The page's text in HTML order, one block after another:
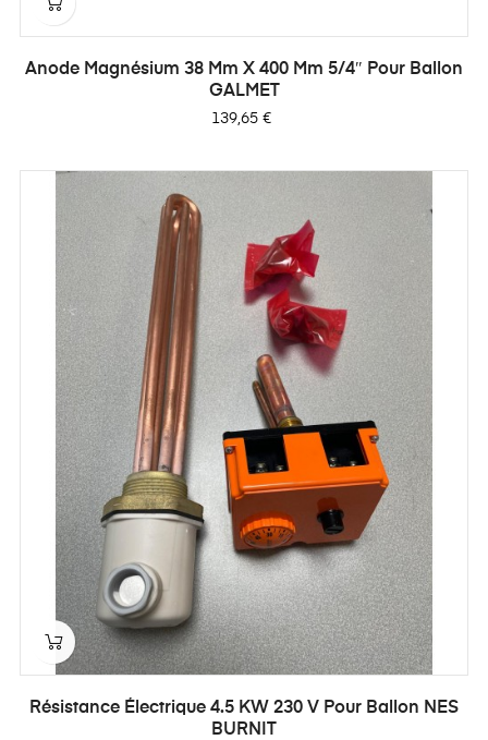
Anode Magnésium 38 Mm X 400 Mm 5/4″ Pour Ballon
GALMET
Prix
139,65 €
Résistance Électrique 4.5 KW 230 V Pour Ballon NES
BURNIT